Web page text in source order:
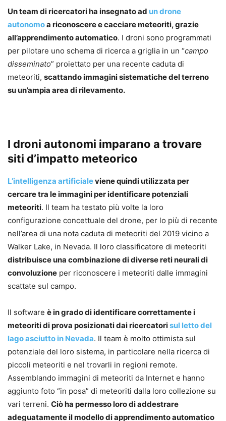
Un team di ricercatori ha insegnato ad un drone
autonomoa riconoscere e cacciare meteoriti, grazie
all’apprendimento automatico. I droni sono programmati
per pilotare uno schema di ricerca a griglia in un “campo
disseminato” proiettato per una recente caduta di
meteoriti, scattando immagini sistematiche del terreno
su un’ampia area di rilevamento.
I droni autonomi imparano a trovare
siti d’impatto meteorico
L’intelligenza artificialeviene quindi utilizzata per
cercare tra le immagini per identificare potenziali
meteoriti. Il team ha testato più volte la loro
configurazione concettuale del drone, per lo più di recente
nell’area di una nota caduta di meteoriti del 2019 vicino a
Walker Lake, in Nevada. Il loro classificatore di meteoriti
distribuisce una combinazione di diverse reti neurali di
convoluzione per riconoscere i meteoriti dalle immagini
scattate sul campo.
Il software è in grado di identificare correttamente i
meteoriti di prova posizionati dai ricercatorisul letto del
lago asciutto in Nevada. Il team è molto ottimista sul
potenziale del loro sistema, in particolare nella ricerca di
piccoli meteoriti e nel trovarli in regioni remote.
Assemblando immagini di meteoriti da Internet e hanno
aggiunto foto “in posa” di meteoriti dalla loro collezione su
vari terreni. Ciò ha permesso loro di addestrare
adeguatamente il modello di apprendimento automatico